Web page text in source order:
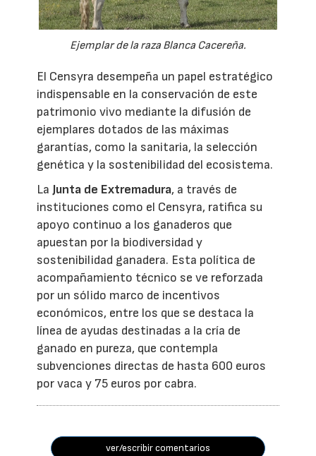
Ejemplar de la raza Blanca Cacereña.
El Censyra desempeña un papel estratégico
indispensable en la conservación de este
patrimonio vivo mediante la difusión de
ejemplares dotados de las máximas
garantías, como la sanitaria, la selección
genética y la sostenibilidad del ecosistema.
La Junta de Extremadura, a través de
instituciones como el Censyra, ratifica su
apoyo continuo a los ganaderos que
apuestan por la biodiversidad y
sostenibilidad ganadera. Esta política de
acompañamiento técnico se ve reforzada
por un sólido marco de incentivos
económicos, entre los que se destaca la
línea de ayudas destinadas a la cría de
ganado en pureza, que contempla
subvenciones directas de hasta 600 euros
por vaca y 75 euros por cabra.
ver/escribir comentarios